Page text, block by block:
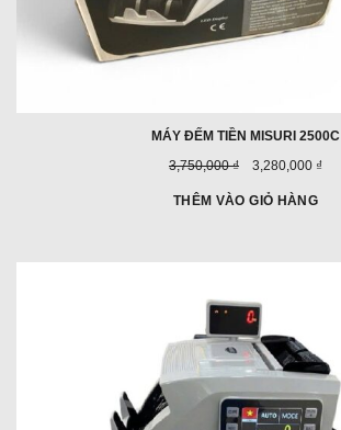
MÁY ĐẾM TIỀN MISURI 2500C
Giá
trước
3,750,000 ₫
Giá
3,280,000 ₫
THÊM VÀO GIỎ HÀNG